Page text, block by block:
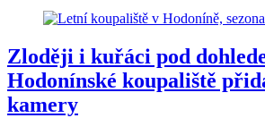
Zloději i kuřáci pod
Hodonínské koupaliště
kamery